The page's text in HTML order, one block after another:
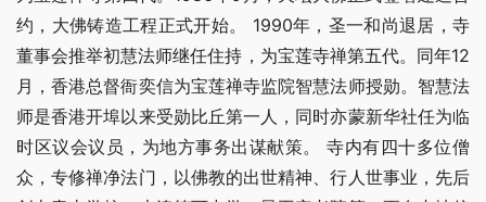
约，大佛铸造工程正式开始。 1990年，圣一和尚退居，寺
董事会推举初慧法师继任住持，为宝莲寺禅第五代。同年12
月，香港总督衙奕信为宝莲禅寺监院智慧法师授勋。智慧法
师是香港开埠以来受勋比丘第一人，同时亦蒙新华社任为临
时区议会议员，为地方事务出谋献策。 寺内有四十多位僧
众，专修禅净法门，以佛教的出世精神、行人世事业，先后